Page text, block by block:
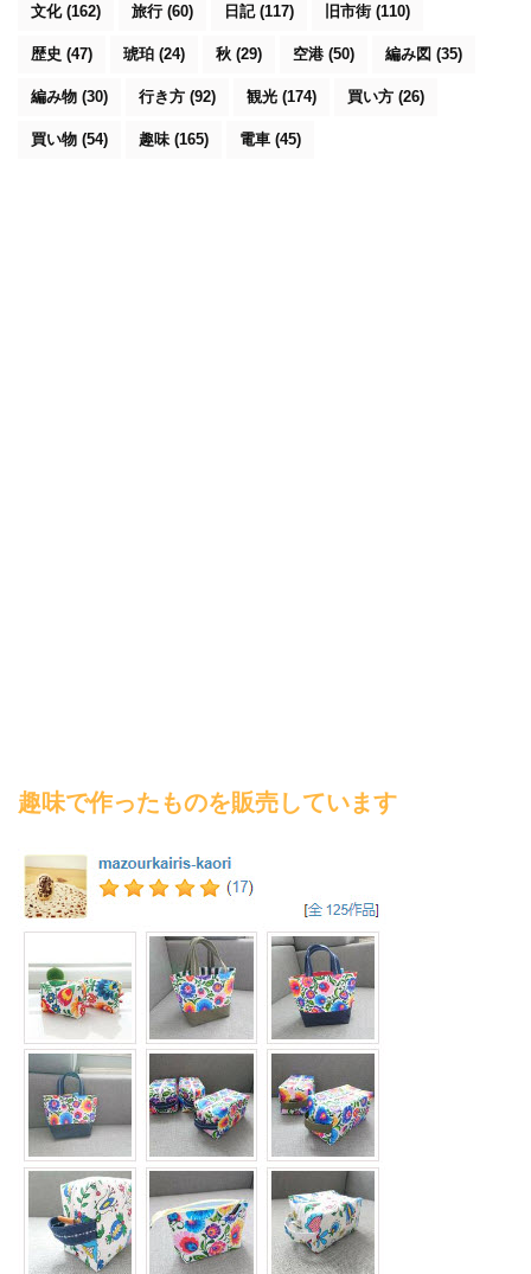
文化(162) 旅行 (60) 日記(117) 旧市街 (110)
歴史 (47) 琥珀 (24) 秋 (29) 空港 (50) 編み図 (35)
編み物 (30) 行き方 (92) 観光 (174) 買い方 (26)
買い物 (54) 趣味 (165) 電車 (45)
趣味で作ったものを販売しています